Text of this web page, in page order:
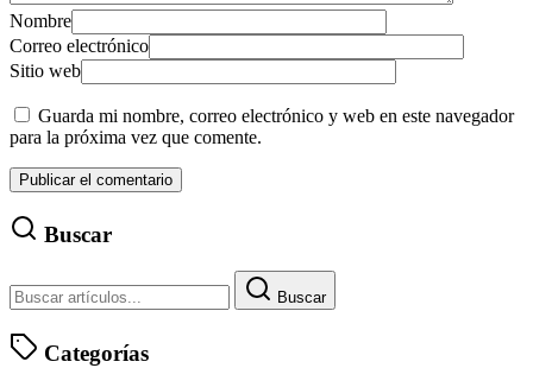
Nombre
Correo electrónico
Sitio web
Guarda mi nombre, correo electrónico y web en este navegador
para la próxima vez que comente.
Buscar
Buscar
Categorías